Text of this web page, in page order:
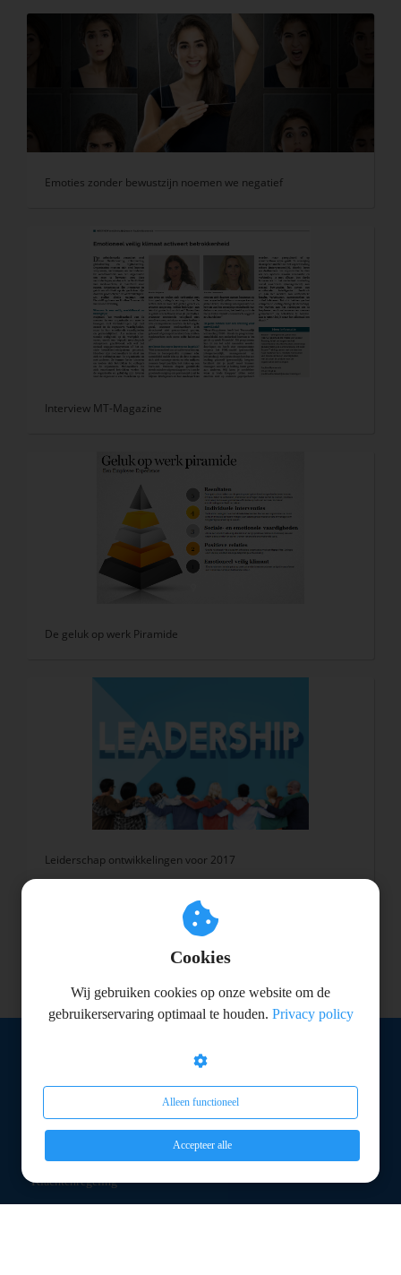
Emoties zonder bewustzijn noemen we negatief
Interview MT-Magazine
De geluk op werk Piramide
Leiderschap ontwikkelingen voor 2017
Reactie plaatsen
Privacy Policy
Klachtenregeling
Cookies
Wij gebruiken cookies op onze website om de
gebruikerservaring optimaal te houden. Privacy policy
Alleen functioneel
Accepteer alle